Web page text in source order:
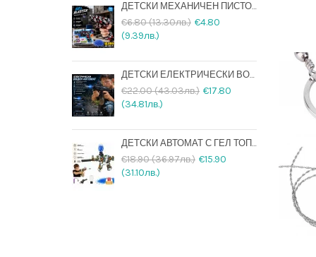
ДЕТСКИ МЕХАНИЧЕН ПИСТОЛЕТ С ВОДНИ ГЕЛ ТОПЧЕТА И ПОДАРЪК 10000 ТОПЧЕТА
€6.80 (13.30лв.) €4.80
(9.39лв.)
ДЕТСКИ ЕЛЕКТРИЧЕСКИ ВОДЕН АВТОМАТ СЪС СВЕТЕЩА ЦЕВ, ДВИЖЕЩ СЕ ЗАТВОР И АКУМУЛАТОРНА БАТЕРИЯ
€22.00 (43.03лв.) €17.80
(34.81лв.)
ДЕТСКИ АВТОМАТ С ГЕЛ ТОПЧЕТА + 20000 ТОПЧЕТА ПОДАРЪК И USB ЗАРЕЖДАНЕ
€18.90 (36.97лв.) €15.90
(31.10лв.)